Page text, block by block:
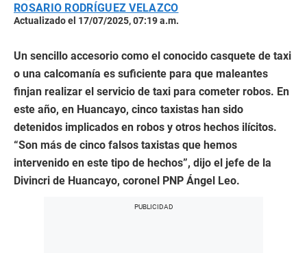
ROSARIO RODRÍGUEZ VELAZCO
Actualizado el 17/07/2025, 07:19 a.m.
Un sencillo accesorio como el conocido casquete de taxi
o una calcomanía es suficiente para que maleantes
finjan realizar el servicio de taxi para cometer robos. En
este año, en Huancayo, cinco taxistas han sido
detenidos implicados en robos y otros hechos ilícitos.
“Son más de cinco falsos taxistas que hemos
intervenido en este tipo de hechos”, dijo el jefe de la
Divincri de Huancayo, coronel PNP Ángel Leo.